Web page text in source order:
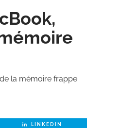
la mémoire frappe
LINKEDIN